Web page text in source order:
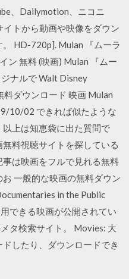
、Dailymotion、ニコニ
トから動画や映像をダウン
HD-720p]. Mulan 『ムーラ
ン 無料 (映画) Mulan 『ムー
ナルで Walt Disney
ダウンロード 映画 Mulan
10/02 できれば似たような
上は知恵袋に出た質問で
料視聴サイトを探している
は映画をフルで見れる無料
一般的な映画の無料ダウン
in the Public
できる映画が公開されてい
タ検索サイト。 Movies: 大
したり、ダウンロードでき